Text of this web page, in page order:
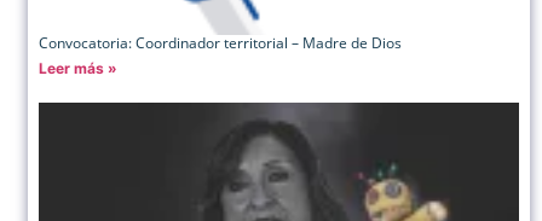
Convocatoria: Coordinador territorial – Madre de Dios
Leer más »